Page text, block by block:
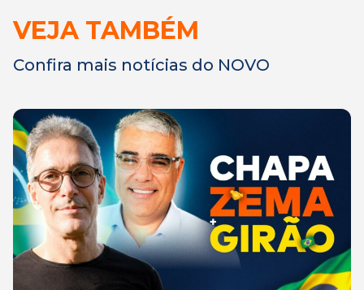
VEJA TAMBÉM
Confira mais notícias do NOVO